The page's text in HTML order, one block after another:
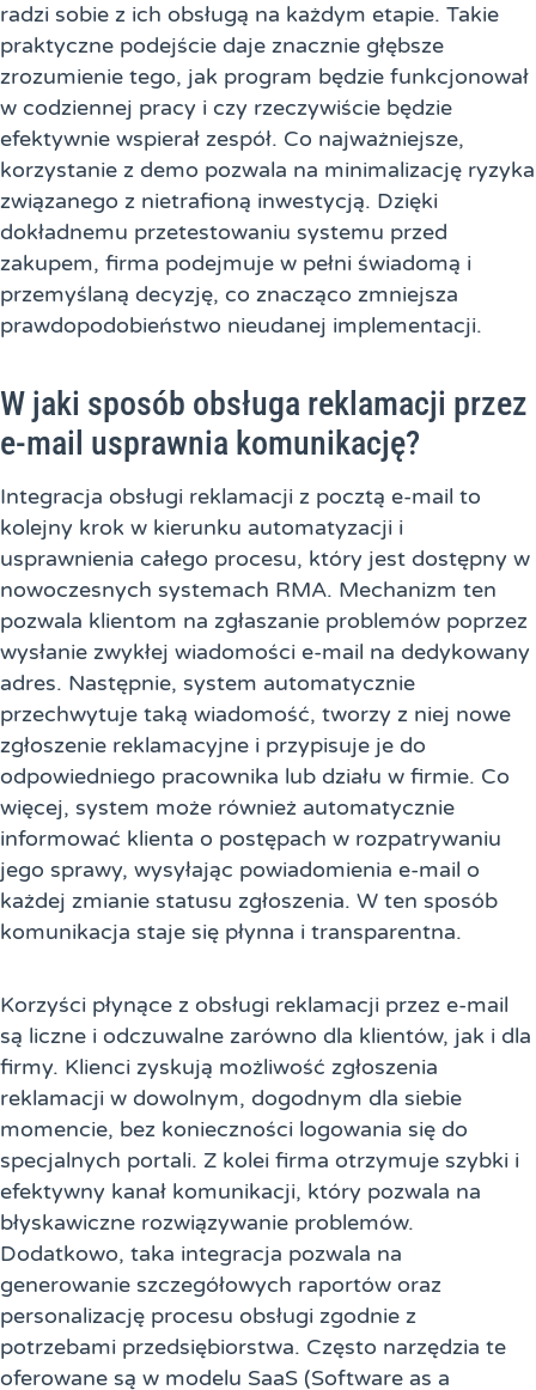
radzi sobie z ich obsługą na każdym etapie. Takie
praktyczne podejście daje znacznie głębsze
zrozumienie tego, jak program będzie funkcjonował
w codziennej pracy i czy rzeczywiście będzie
efektywnie wspierał zespół. Co najważniejsze,
korzystanie z demo pozwala na minimalizację ryzyka
związanego z nietrafioną inwestycją. Dzięki
dokładnemu przetestowaniu systemu przed
zakupem, firma podejmuje w pełni świadomą i
przemyślaną decyzję, co znacząco zmniejsza
prawdopodobieństwo nieudanej implementacji.
W jaki sposób obsługa reklamacji przez
e-mail usprawnia komunikację?
Integracja obsługi reklamacji z pocztą e-mail to
kolejny krok w kierunku automatyzacji i
usprawnienia całego procesu, który jest dostępny w
nowoczesnych systemach RMA. Mechanizm ten
pozwala klientom na zgłaszanie problemów poprzez
wysłanie zwykłej wiadomości e-mail na dedykowany
adres. Następnie, system automatycznie
przechwytuje taką wiadomość, tworzy z niej nowe
zgłoszenie reklamacyjne i przypisuje je do
odpowiedniego pracownika lub działu w firmie. Co
więcej, system może również automatycznie
informować klienta o postępach w rozpatrywaniu
jego sprawy, wysyłając powiadomienia e-mail o
każdej zmianie statusu zgłoszenia. W ten sposób
komunikacja staje się płynna i transparentna.
Korzyści płynące z obsługi reklamacji przez e-mail
są liczne i odczuwalne zarówno dla klientów, jak i dla
firmy. Klienci zyskują możliwość zgłoszenia
reklamacji w dowolnym, dogodnym dla siebie
momencie, bez konieczności logowania się do
specjalnych portali. Z kolei firma otrzymuje szybki i
efektywny kanał komunikacji, który pozwala na
błyskawiczne rozwiązywanie problemów.
Dodatkowo, taka integracja pozwala na
generowanie szczegółowych raportów oraz
personalizację procesu obsługi zgodnie z
potrzebami przedsiębiorstwa. Często narzędzia te
oferowane są w modelu SaaS (Software as a